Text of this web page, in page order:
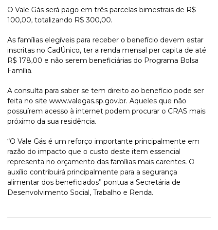
O Vale Gás será pago em três parcelas bimestrais de R$
100,00, totalizando R$ 300,00.
As famílias elegíveis para receber o benefício devem estar
inscritas no CadÚnico, ter a renda mensal per capita de até
R$ 178,00 e não serem beneficiárias do Programa Bolsa
Família.
A consulta para saber se tem direito ao benefício pode ser
feita no site www.valegas.sp.gov.br. Aqueles que não
possuírem acesso à internet podem procurar o CRAS mais
próximo da sua residência.
“O Vale Gás é um reforço importante principalmente em
razão do impacto que o custo deste item essencial
representa no orçamento das famílias mais carentes. O
auxílio contribuirá principalmente para a segurança
alimentar dos beneficiados” pontua a Secretária de
Desenvolvimento Social, Trabalho e Renda.